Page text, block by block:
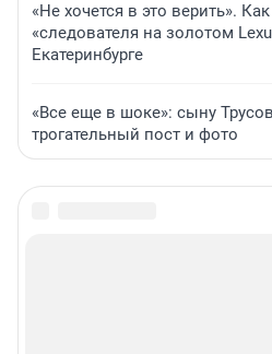
«Не хочется в это верить».
«следователя на золотом
Екатеринбурге
«Все еще в шоке»: сыну
трогательный пост и фото